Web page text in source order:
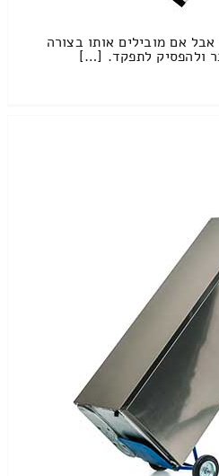
אם מובילים אותו בצורה
ולהפסיק לתפקד. […]